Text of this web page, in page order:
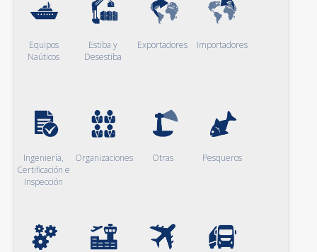
Equipos
Naúticos
Estiba y
Desestiba
Exportadores Importadores
Ingeniería,
Certificación e
Inspección
Organizaciones Otras Pesqueros